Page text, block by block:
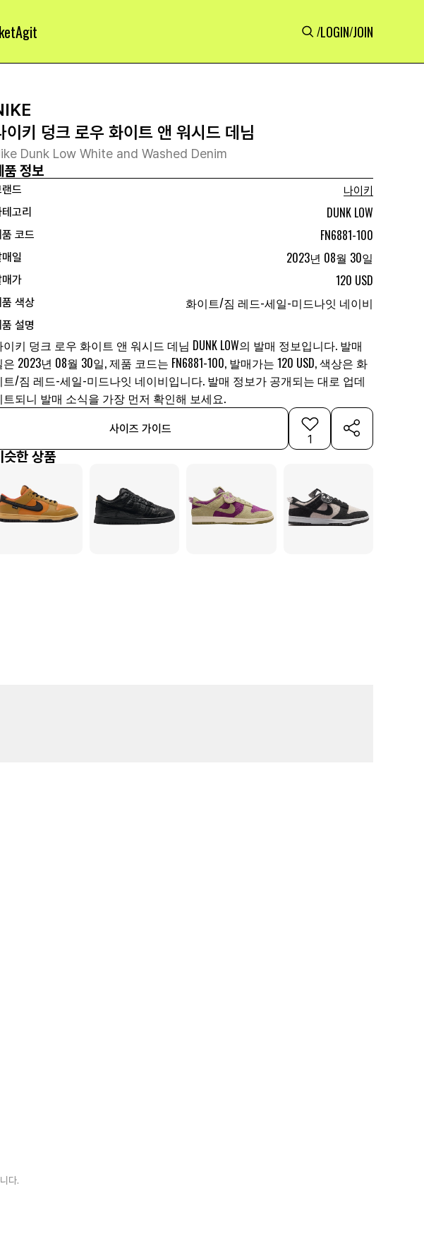
Agit /LOGIN/JOIN
이키 덩크 로우 화이트 앤 워시드 데님
Dunk Low White and Washed Denim
품 정보
드
나이키
고리
DUNK LOW
코드 FN6881-100
매일 2023년 08월 30일
매가 120 USD
색상 화이트/짐 레드-세일-미드나잇 네이비
설명
이키 덩크 로우 화이트 앤 워시드 데님 DUNK LOW의 발매 정보입니다. 발매
은 2023년 08월 30일, 제품 코드는 FN6881-100, 발매가는 120 USD, 색상은 화
트/짐 레드-세일-미드나잇 네이비입니다. 발매 정보가 공개되는 대로 업데
트되니 발매 소식을 가장 먼저 확인해 보세요.
사이즈 가이드
1
슷한 상품
다.